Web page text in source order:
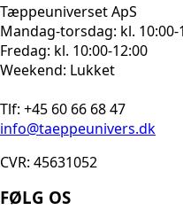
Tæppeuniverset ApS
Mandag-torsdag: kl. 10:00-
Fredag: kl. 10:00-12:00
Weekend: Lukket
Tlf: +45 60 66 68 47
info@taeppeunivers.dk
CVR: 45631052
FØLG OS